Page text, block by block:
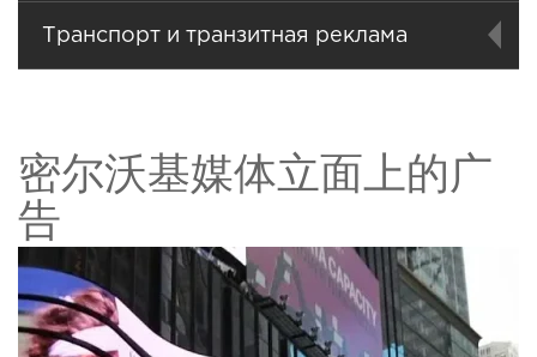
Транспорт и транзитная реклама
密尔沃基媒体立面上的广
告